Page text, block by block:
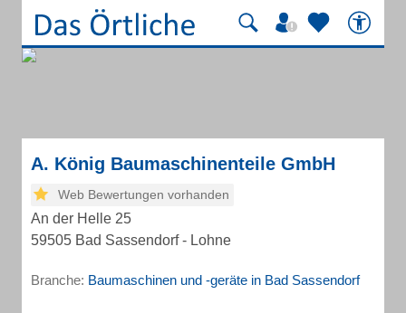
A. König Baumaschinenteile GmbH
Web Bewertungen vorhanden
An der Helle 25
59505 Bad Sassendorf - Lohne
Branche: Baumaschinen und -geräte in Bad Sassendorf